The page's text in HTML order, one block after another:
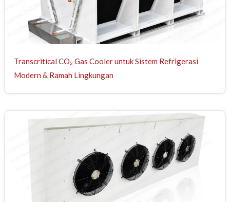
Transcritical CO₂ Gas Cooler untuk Sistem Refrigerasi
Modern & Ramah Lingkungan